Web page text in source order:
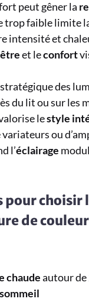
peut gêner la
trop faible limite
intensité et
et leconfort
des
du lit ou sur les
lestyle
ou
l’éclairage
pour choisir
de
chaudeautour de
sommeil